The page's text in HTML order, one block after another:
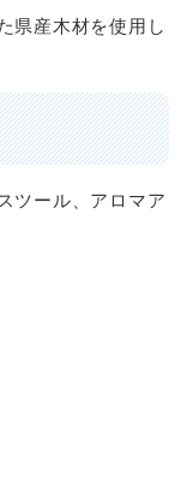
県産木材を使用し
ツール、アロマア